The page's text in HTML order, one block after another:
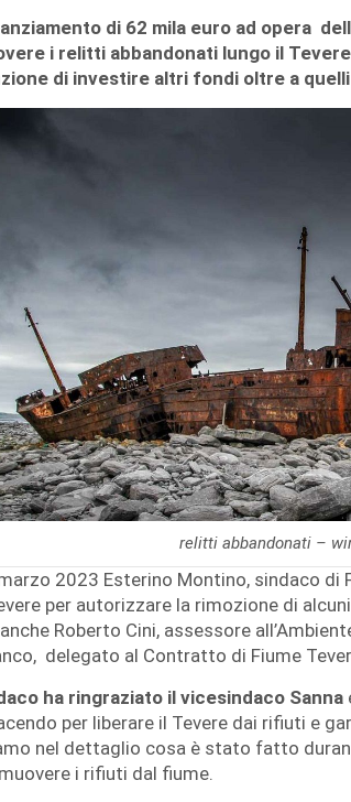
di 62 mila euro ad opera
i relitti abbandonati lungo il
di investire altri fondi oltre a
relitti abbandonati –
2023 Esterino Montino, sindaco
per autorizzare la rimozione di
anche Roberto Cini, assessore
delegato al Contratto di Fiume
ha ringraziato il vicesindaco Sanna
per liberare il Tevere dai rifiuti e
nel dettaglio cosa è stato fatto
i rifiuti dal fiume.